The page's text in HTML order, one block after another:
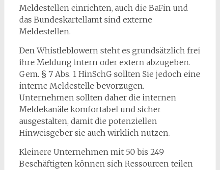
Meldestellen einrichten, auch die BaFin und
das Bundeskartellamt sind externe
Meldestellen.
Den Whistleblowern steht es grundsätzlich frei
ihre Meldung intern oder extern abzugeben.
Gem. § 7 Abs. 1 HinSchG sollten Sie jedoch eine
interne Meldestelle bevorzugen.
Unternehmen sollten daher die internen
Meldekanäle komfortabel und sicher
ausgestalten, damit die potenziellen
Hinweisgeber sie auch wirklich nutzen.
Kleinere Unternehmen mit 50 bis 249
Beschäftigten können sich Ressourcen teilen